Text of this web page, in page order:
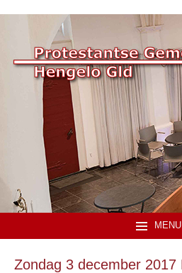
MENU
Zondag 3 december 2017